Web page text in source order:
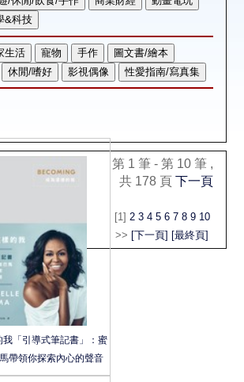
空間借用
個人借閱
我「引導式筆記書」：蜜
帶領你探索內心的聲音
第 1 筆 - 第 10 筆 ,
共 178 頁下一頁
[1] 2 3 4 5 6 7 8 9 10
>> [下一頁] [最終頁]